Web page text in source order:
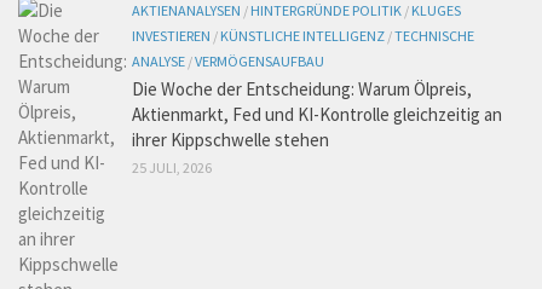
AKTIENANALYSEN / HINTERGRÜNDE POLITIK / KLUGES
INVESTIEREN / KÜNSTLICHE INTELLIGENZ /TECHNISCHE
ANALYSE /VERMÖGENSAUFBAU
Die Woche der Entscheidung: Warum Ölpreis,
Aktienmarkt, Fed und KI-Kontrolle gleichzeitig an
ihrer Kippschwelle stehen
25 JULI, 2026